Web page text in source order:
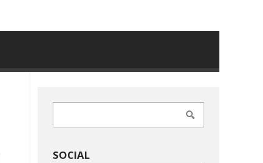
SOCIAL